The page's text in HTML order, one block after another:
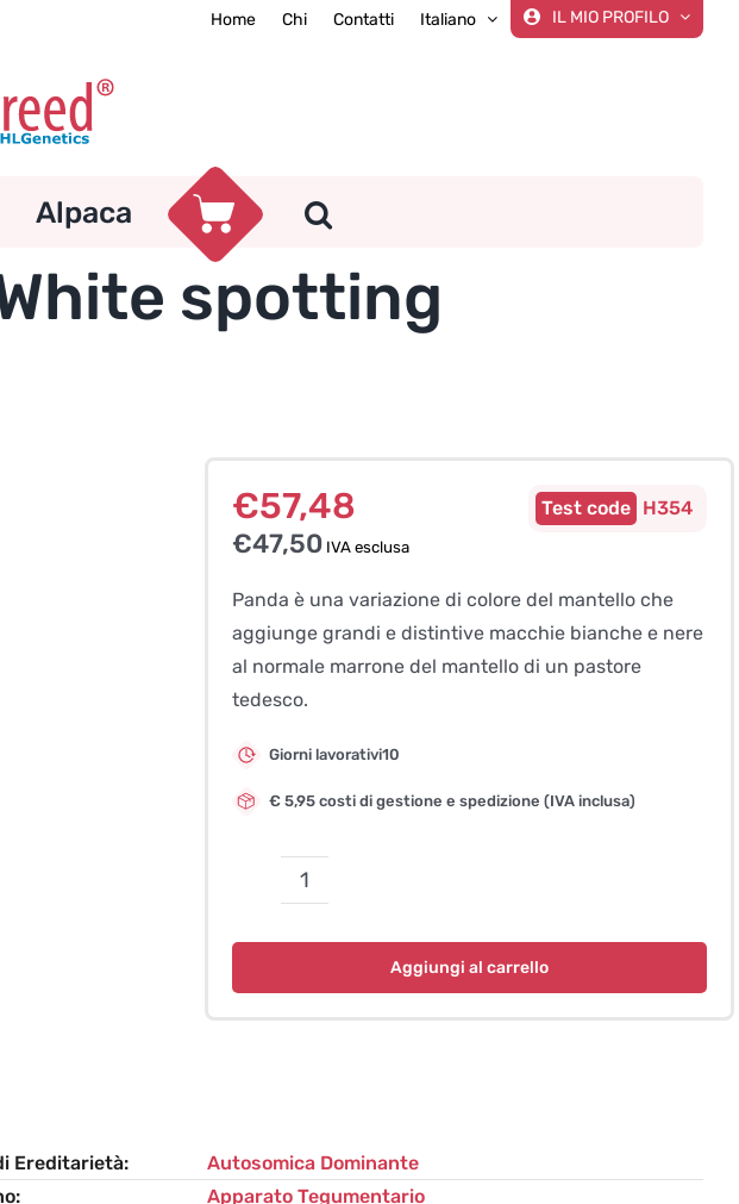
Home Chi Contatti Italiano IL MIO PROFILO
Alpaca
spotting
€57,48
€47,50IVA esclusa
H354
Panda è una variazione di colore del mantello che
aggiunge grandi e distintive macchie bianche e nere
al normale marrone del mantello di un pastore
tedesco.
Giorni lavorativi10
€ 5,95 costi di gestione e spedizione (IVA inclusa)
Colore
Panda
Aggiungi al carrello
Ereditarietà
Autosomica Dominante
Apparato Tegumentario